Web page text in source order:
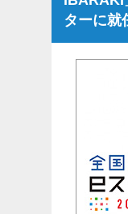
ターに就